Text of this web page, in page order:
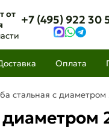
от +7 (495) 922 30
Оплата
стальная с
диаметром